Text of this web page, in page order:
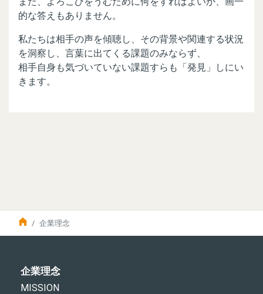
的な答えもありません。​
私たちは相手の声を傾聴し、その背景や関連する状況
を洞察し、言葉に出てくる課題のみならず、
相手自身も気づいていない課題すらも「発見」しにい
きます。
企業理念
企業理念
MISSION